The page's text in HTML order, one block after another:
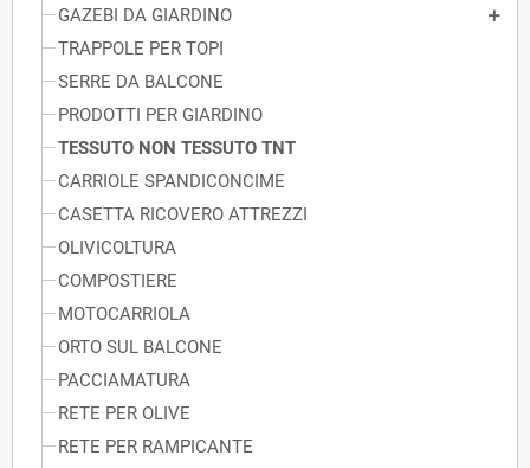
GAZEBI DA GIARDINO
TRAPPOLE PER TOPI
SERRE DA BALCONE
PRODOTTI PER GIARDINO
TESSUTO NON TESSUTO TNT
CARRIOLE SPANDICONCIME
CASETTA RICOVERO ATTREZZI
OLIVICOLTURA
COMPOSTIERE
MOTOCARRIOLA
ORTO SUL BALCONE
PACCIAMATURA
RETE PER OLIVE
RETE PER RAMPICANTE